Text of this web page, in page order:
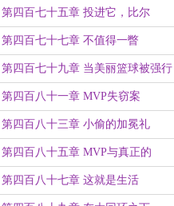
第四百七十五章 投进它，比尔
第四百七十七章 不值得一瞥
第四百七十九章 当美丽篮球被强行
共识
第四百八十一章 MVP失窃案
第四百八十三章 小偷的加冕礼
第四百八十五章 MVP与真正的
MVP
第四百八十七章 这就是生活